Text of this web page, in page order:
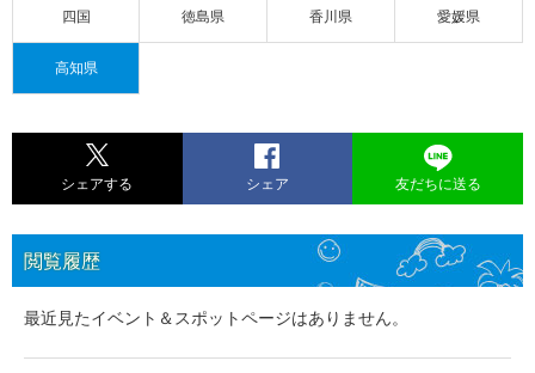
四国 徳島県 香川県 愛媛県
高知県
シェアする シェア 友だちに送る
閲覧履歴
最近見たイベント＆スポットページはありません。